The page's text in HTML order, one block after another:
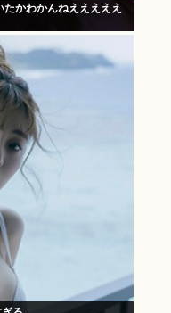
たかわかんねえええええ